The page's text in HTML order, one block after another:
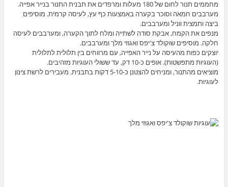
מחממים תנור לחום של 180 מעלות ומרפדים את תבנית התנור בנייר אפייה.
מערבבים חמאה וסוכר בקערה באמצעות כף עץ, לעיסה קרמית. מוסיפים
ביצה ותמצית ווניל ומערבבים.
מנפים את הקמח, אבקת סודה לשתייה ומלח לתוך הקערה, ומערבבים לעיסה
חלקה. מוסיפים שוקולד צ'יפס ואגוזי מלך ומערבבים.
יוצקים כפות מהעיסה על נייר האפייה, עם מרווחים בין תלולית לתלולית
(העוגיות מתפשטות). אופים כ-10 דק, עד ששולי העוגיות מזהיבים.
מוציאים מהתנור, ומניחים להצטנן כ-5-10 דקות בתבנית. מעבירים לרשת צינון
לעוגיות.